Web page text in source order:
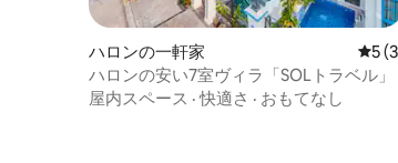
ハロンの一軒家 レビ
5
ハロンの安い7室ヴィラ「SOLトラベル」
屋内スペース ·快適さ · おもてなし